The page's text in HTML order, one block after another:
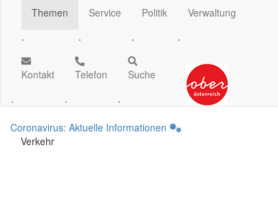
Themen
.
Service
.
Politik
.
Verwaltung
.
Kontakt
.
Telefon
.
Suche
.
Coronavirus: Aktuelle Informationen
Verkehr